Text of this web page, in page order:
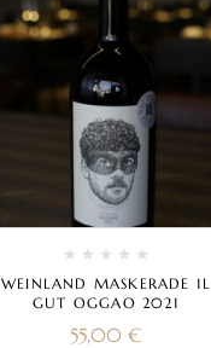
WEINLAND MASKERADE 1L
GUT OGGAO 2021
55,00 €